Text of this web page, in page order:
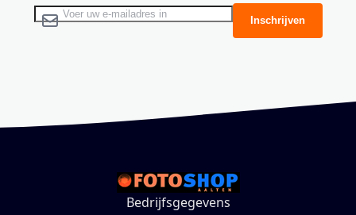
Abonneer u op onze nieuwsbrief Inschrijven
Bedrijfsgegevens